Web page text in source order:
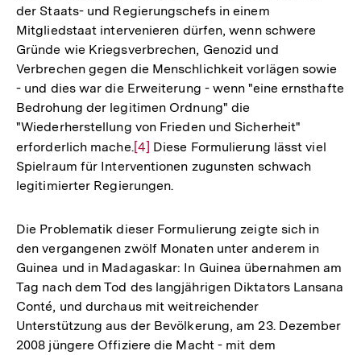
der Staats- und Regierungschefs in einem
Mitgliedstaat intervenieren dürfen, wenn schwere
Gründe wie Kriegsverbrechen, Genozid und
Verbrechen gegen die Menschlichkeit vorlägen sowie
- und dies war die Erweiterung - wenn "eine ernsthafte
Bedrohung der legitimen Ordnung" die
"Wiederherstellung von Frieden und Sicherheit"
erforderlich mache.Zur
Auflösung
der
[4] Diese Formulierung lässt viel
Spielraum für Interventionen zugunsten schwach
legitimierter Regierungen.
Die Problematik dieser Formulierung zeigte sich in
den vergangenen zwölf Monaten unter anderem in
Guinea und in Madagaskar: In Guinea übernahmen am
Tag nach dem Tod des langjährigen Diktators Lansana
Conté, und durchaus mit weitreichender
Unterstützung aus der Bevölkerung, am 23. Dezember
2008 jüngere Offiziere die Macht - mit dem